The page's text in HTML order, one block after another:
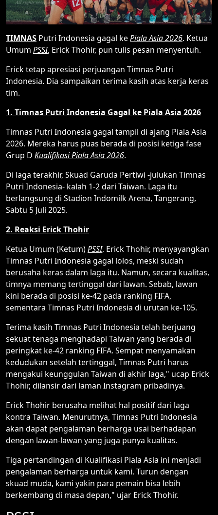
TIMNAS Putri Indonesia gagal kePiala Asia 2026. Ketua
Umum PSSI, Erick Thohir, pun tulis pesan menyentuh.
Erick tetap apresiasi perjuangan Timnas Putri
Indonesia. Dia sampaikan terima kasih atas kerja keras
tim.
1. Timnas Putri Indonesia Gagal ke Piala Asia 2026
Timnas Putri Indonesia gagal tampil di ajang Piala Asia
2026. Mereka harus puas berada di posisi ketiga fase
Grup D Kualifikasi Piala Asia 2026.
Di laga terakhir, Skuad Garuda Pertiwi -julukan Timnas
Putri Indonesia- kalah 1-2 dari Taiwan. Laga itu
berlangsung di Stadion Indomilk Arena, Tangerang,
Sabtu 5 Juli 2025.
2. Reaksi Erick Thohir
Ketua Umum (Ketum)PSSI, Erick Thohir, menyayangkan
Timnas Putri Indonesia gagal lolos, meski sudah
berusaha keras dalam laga itu. Namun, secara kualitas,
timnya memang tertinggal dari lawan. Sebab, lawan
kini berada di posisi ke-42 pada ranking FIFA,
sementara Timnas Putri Indonesia di urutan ke-105.
Terima kasih Timnas Putri Indonesia telah berjuang
sekuat tenaga menghadapi Taiwan yang berada di
peringkat ke-42 ranking FIFA. Sempat menyamakan
kedudukan setelah tertinggal, Timnas Putri harus
mengakui keunggulan Taiwan di akhir laga," ucap Erick
Thohir, dilansir dari laman Instagram pribadinya.
Erick Thohir berusaha melihat hal positif dari laga
kontra Taiwan. Menurutnya, Timnas Putri Indonesia
akan dapat pengalaman berharga usai berhadapan
dengan lawan-lawan yang juga punya kualitas.
Tiga pertandingan di Kualifikasi Piala Asia ini menjadi
pengalaman berharga untuk kami. Turun dengan
skuad muda, kami yakin para pemain bisa lebih
berkembang di masa depan," ujar Erick Thohir.